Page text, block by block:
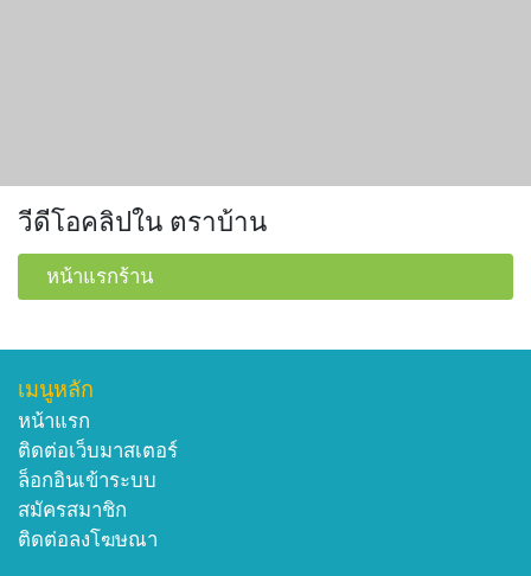
วีดีโอคลิปใน ตราบ้าน
หน้าแรกร้าน
เมนูหลัก
หน้าแรก
ติดต่อเว็บมาสเตอร์
ล็อกอินเข้าระบบ
สมัครสมาชิก
ติดต่อลงโฆษณา